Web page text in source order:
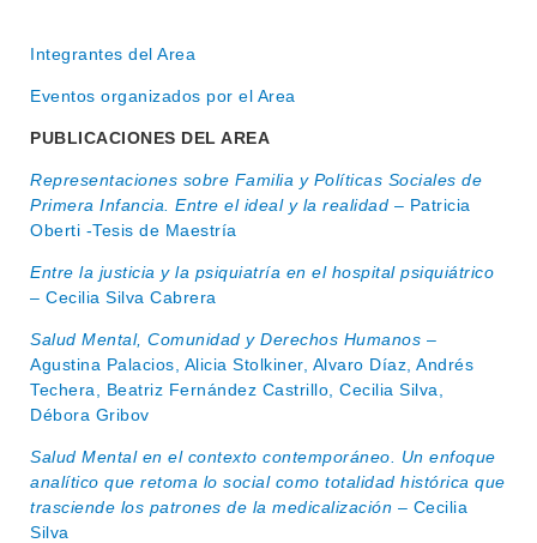
INSTITUCIONAL
DEPARTAMENTOS
INVESTIGACIÓN
SERVICIOS
LLAMADOS
NOTICIAS
CONTACTO
OFERTA DE GRADO
MOVILIDAD ACADÉMICA
Integrantes del Area
Eventos organizados por el Area
PUBLICACIONES DEL AREA
Representaciones sobre Familia y Políticas Sociales de
Primera Infancia. Entre el ideal y la realidad – Patricia
Oberti -Tesis de Maestría
Entre la justicia y la psiquiatría en el hospital psiquiátrico
– Cecilia Silva Cabrera
Salud Mental, Comunidad y Derechos Humanos –
Agustina Palacios, Alicia Stolkiner, Alvaro Díaz, Andrés
Techera, Beatriz Fernández Castrillo, Cecilia Silva,
Débora Gribov
Salud Mental en el contexto contemporáneo. Un enfoque
analítico que retoma lo social como totalidad histórica que
trasciende los patrones de la medicalización – Cecilia
Silva